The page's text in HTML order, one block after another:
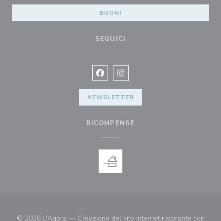
BUONI
SEGUICI
Facebook ((apre una nuova
Instagram ((apre una nuova
NEWSLETTER
RICOMPENSE
© 2026 L'Agora — Creazione del sito internet ristorante con